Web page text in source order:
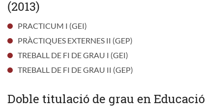
(2013)
PRACTICUM I (GEI)
PRÀCTIQUES EXTERNES II (GEP)
TREBALL DE FI DE GRAU I (GEI)
TREBALL DE FI DE GRAU II (GEP)
Doble titulació de grau en Educació